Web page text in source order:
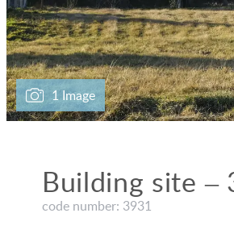
1 Image
Building site –
code number: 3931